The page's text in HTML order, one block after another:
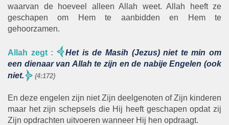
waarvan de hoeveel alleen Allah weet. Allah heeft ze
geschapen om Hem te aanbidden en Hem te
gehoorzamen.
Allah zegt :
Het is de Masih (Jezus) niet te min om
een dienaar van Allah te zijn en de nabije Engelen (ook
niet.
(4:172)
En deze engelen zijn niet Zijn deelgenoten of Zijn kinderen
maar het zijn schepsels die Hij heeft geschapen opdat zij
Zijn opdrachten uitvoeren wanneer Hij hen opdraagt.